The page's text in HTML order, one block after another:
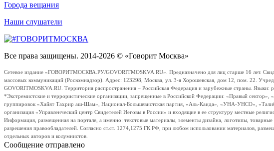
Города вещания
Наши слушатели
Все права защищены. 2014-2026 © «Говорит Москва»
Сетевое издание «ГОВОРИТМОСКВА.РУ/GOVORITMOSKVA.RU». Предназначено для лиц старше 16 лет.
массовых коммуникаций (Роскомнадзор). Адрес: 123298, Москва, ул. 3-я Хорошевская, дом 12, пом. 22.
GOVORITMOSKVA.RU. Территория распространения – Российская Федерация и зарубежные страны.
*Экстремистские и террористические организации, запрещенные в Российской Федерации: «Правый
группировок «Хайят Тахрир аш-Шам», Национал-Большевистская партия, «Аль-Каида», «УНА-УНСО»,
организация «Управленческий центр Свидетелей Иеговы в России» и входящие в ее структуру местные
Информация, размещенная на портале, а именно: текстовые материалы, элементы дизайна, логотипы,
разрешения правообладателей. Согласно ст.ст. 1274,1275 ГК РФ, при любом использовании материалов,
отдельных авторов и колумнистов.
Сообщение отправлено